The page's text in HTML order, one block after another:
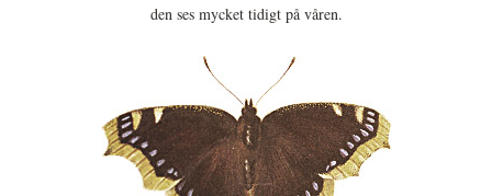
den ses mycket tidigt på våren.